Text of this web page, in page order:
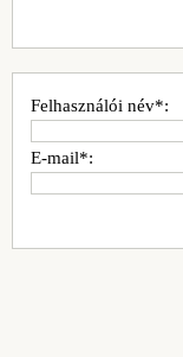
Felhasználói név*:
E-mail*: